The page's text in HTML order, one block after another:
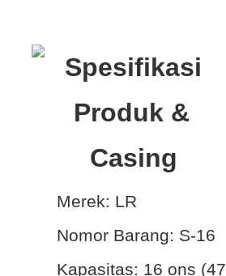
Spesifikasi
Produk &
Casing
Merek: LR
Nomor Barang: S-16
Kapasitas: 16 ons